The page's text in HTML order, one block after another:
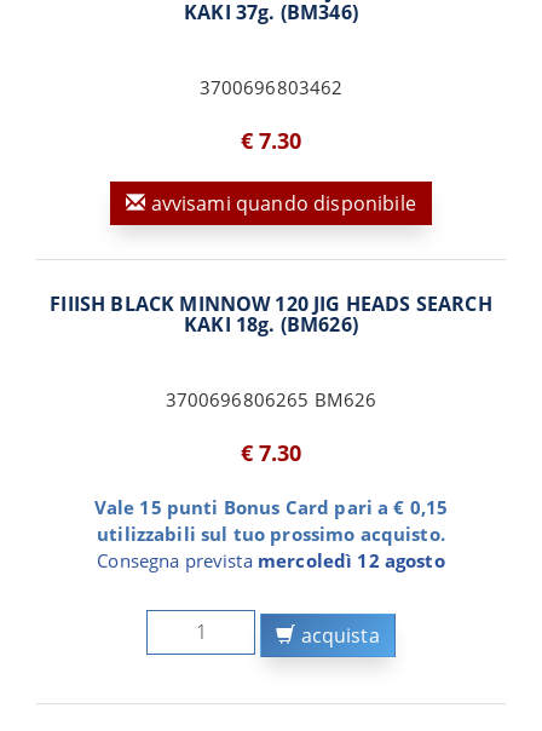
KAKI 37g. (BM346)
3700696803462
€ 7.30
avvisami quando disponibile
FIIISH BLACK MINNOW 120 JIG HEADS SEARCH
KAKI 18g. (BM626)
3700696806265 BM626
€ 7.30
Vale 15 punti Bonus Card pari a € 0,15
utilizzabili sul tuo prossimo acquisto.
Consegna prevista mercoledì 12 agosto
acquista